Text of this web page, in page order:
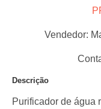
Vendedor:
Descrição
Purificador de água